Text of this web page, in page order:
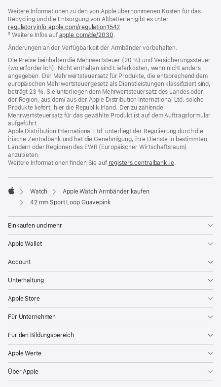
neues
Fenster)
Weitere Informationen zu den von Apple übernommenen Kosten für das
Recycling und die Entsorgung von Altbatterien gibt es unter
regulatoryinfo.apple.com/regulation1542
Fenster)
º Weitere Infos auf apple.com/de/2030.
Änderungen an der Verfügbarkeit der Armbänder vorbehalten.
Die Preise beinhalten die Mehrwertsteuer (20 %) und Versicherungssteuer
(wo erforderlich). Nicht enthalten sind Lieferkosten, wenn nicht anders
angegeben. Der Mehrwertsteuersatz für Produkte, die entsprechend dem
europäischen Mehrwertsteuergesetz als Dienstleistungen klassifiziert sind,
beträgt 23 %. Sie unterliegen dem Mehrwertsteuersatz des Landes oder
der Region, aus dem/ aus der Apple Distribution International Ltd. solche
Produkte liefert, hier die Republik Irland. Der zu zahlende
Mehrwertsteuersatz für das gewählte Produkt ist auf dem Auftragsformular
aufgeführt.
Apple Distribution International Ltd. unterliegt der Regulierung durch die
irische Zentralbank und hat die Genehmigung, ihre Dienste in bestimmten
Ländern oder Regionen des EWR (Europäischer Wirtschaftsraum)
anzubieten.
Weitere Informationen finden Sie auf registers.centralbank.ie(Öffnet
neues
.
Apple
Watch
Apple Watch Armbänder kaufen
42 mm Sport Loop Guavepink
Einkaufen und mehr
Apple Wallet
Account
Unterhaltung
Apple Store
Für Unternehmen
Für den Bildungsbereich
Apple Werte
Über Apple